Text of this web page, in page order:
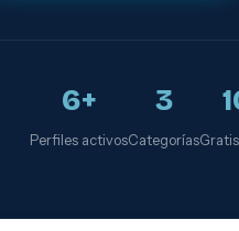
6+
Perfiles activos
3
Categorías